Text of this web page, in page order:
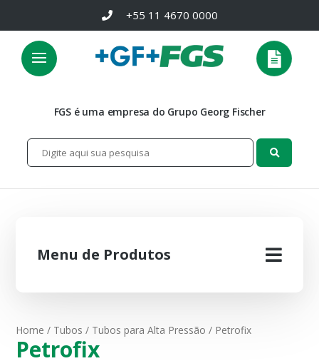
+55 11 4670 0000
FGS é uma empresa do Grupo Georg Fischer
Menu de Produtos
Home / Tubos / Tubos para Alta Pressão / Petrofix
Petrofix